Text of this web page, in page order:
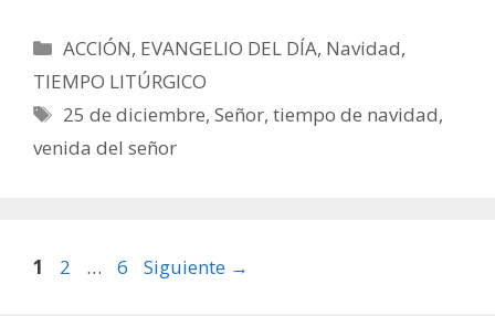
Categorías
ACCIÓN, EVANGELIO DEL DÍA, Navidad,
TIEMPO LITÚRGICO
Etiquetas
25 de diciembre,Señor,tiempo de navidad,
venida del señor
Página
1 Página
2 … Página
6 Siguiente →